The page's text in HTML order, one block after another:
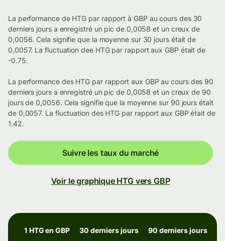
La performance de HTG par rapport à GBP au cours des 30
derniers jours a enregistré un pic de 0,0058 et un creux de
0,0056. Cela signifie que la moyenne sur 30 jours était de
0,0057. La fluctuation dee HTG par rapport aux GBP était de
-0.75.
La performance des HTG par rapport aux GBP au cours des 90
derniers jours a enregistré un pic de 0,0058 et un creux de 90
jours de 0,0056. Cela signifie que la moyenne sur 90 jours était
de 0,0057. La fluctuation des HTG par rapport aux GBP était de
1.42.
Suivre les taux du marché
Voir le graphique HTG vers GBP
1 HTG en GBP 30 derniers jours 90 derniers jours